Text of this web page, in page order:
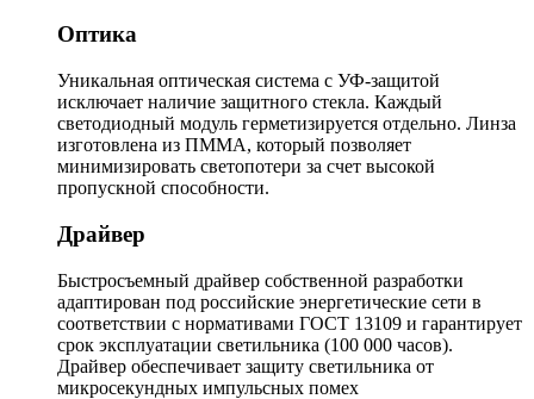
Оптика
Уникальная оптическая система с УФ-защитой
исключает наличие защитного стекла. Каждый
светодиодный модуль герметизируется отдельно. Линза
изготовлена из ПММА, который позволяет
минимизировать светопотери за счет высокой
пропускной способности.
Драйвер
Быстросъемный драйвер собственной разработки
адаптирован под российские энергетические сети в
соответствии с нормативами ГОСТ 13109 и гарантирует
срок эксплуатации светильника (100 000 часов).
Драйвер обеспечивает защиту светильника от
микросекундных импульсных помех